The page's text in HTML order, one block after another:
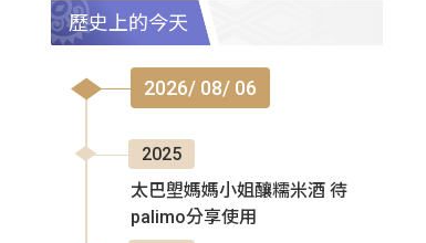
歷史上的今天
2026/ 08/ 06
2025
太巴塱媽媽小姐釀糯米酒 待
palimo分享使用